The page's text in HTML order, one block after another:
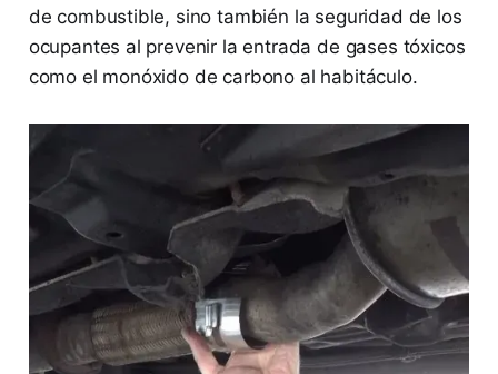
de combustible, sino también la seguridad de los
ocupantes al prevenir la entrada de gases tóxicos
como el monóxido de carbono al habitáculo.